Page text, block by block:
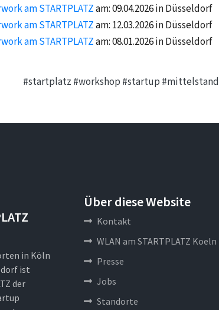
am STARTPLATZam: 09.04.2026 in Düsseldorf
am STARTPLATZam: 12.03.2026 in Düsseldorf
am STARTPLATZam: 08.01.2026 in Düsseldorf
#startplatz #workshop #startup #mittelstand
in Köln
ist
der
Über diese Website
Kontakt
WLAN am STARTPLATZ Koeln
Presse
Jobs
Standorte